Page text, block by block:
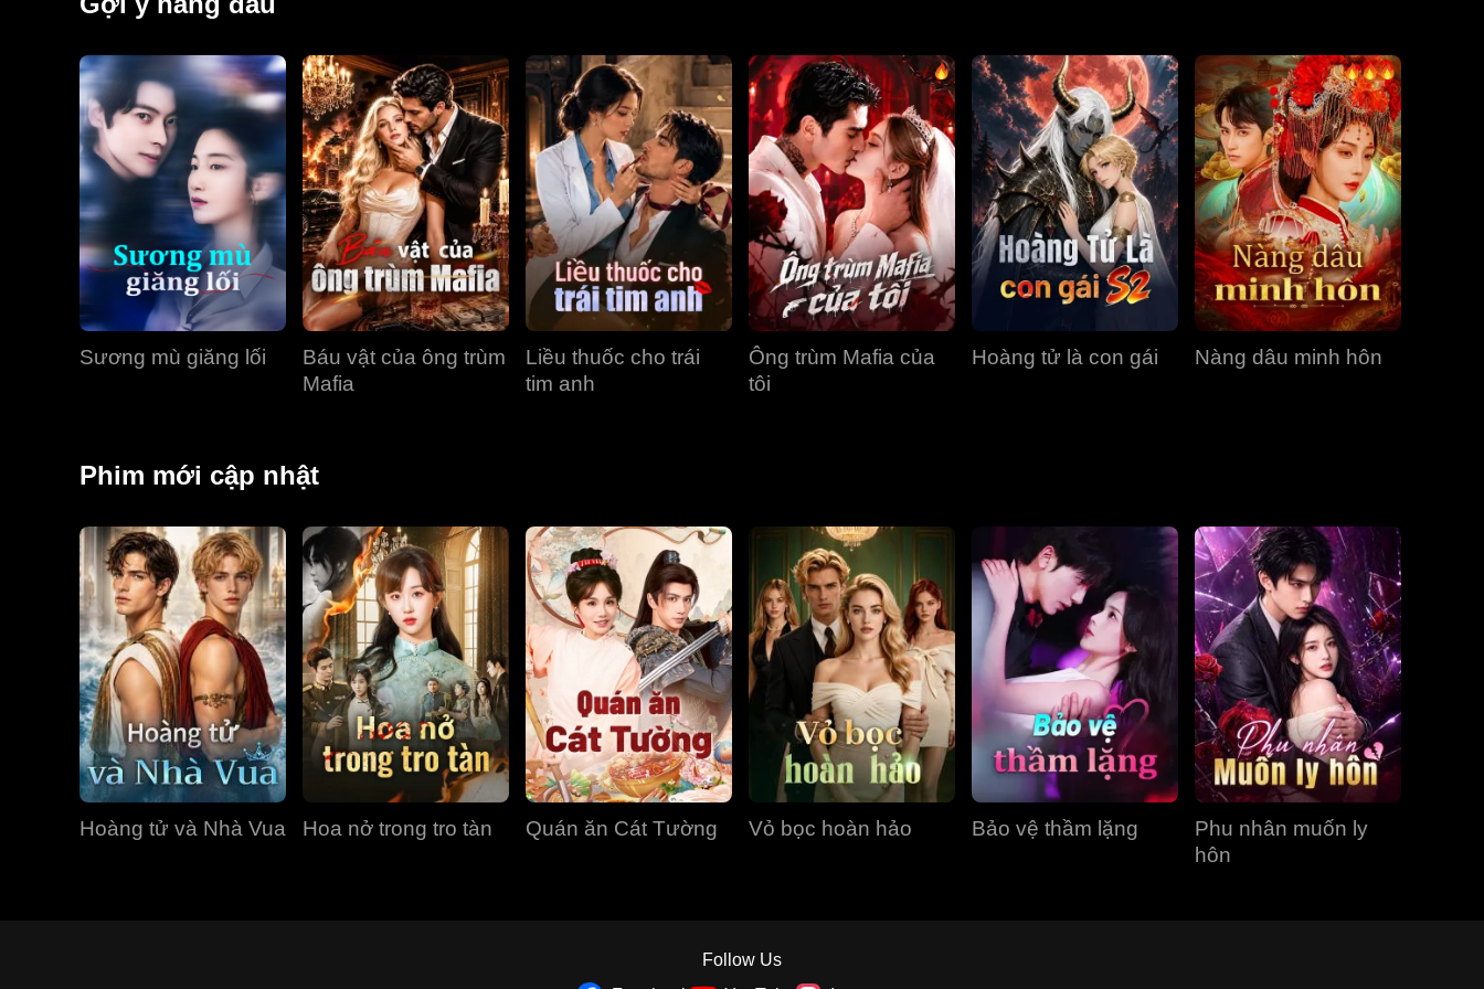
Tập 34 Tập 35 Tập 36
Tập 37 Tập 38 Tập 39
Tập 40
Sương mù giăng lối
Báu vật của ông trùm
Mafia
Liều thuốc cho trái
tim anh
Ông trùm Mafia của
tôi
Hoàng tử là con gái Nàng dâu minh hôn
Phim mới cập nhật
Hoàng tử và Nhà Vua Hoa nở trong tro tàn Quán ăn Cát Tường Vỏ bọc hoàn hảo Bảo vệ thầm lặng
Phu nhân muốn ly
hôn
Follow Us